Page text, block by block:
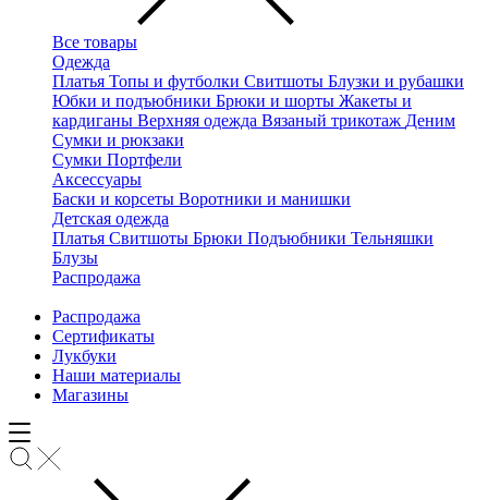
Все товары
Одежда
Платья Топы и футболки Свитшоты Блузки и рубашки
Юбки и подъюбники Брюки и шорты Жакеты и
кардиганы Верхняя одежда Вязаный трикотаж Деним
Сумки и рюкзаки
Сумки Портфели
Аксессуары
Баски и корсеты Воротники и манишки
Детская одежда
Платья Свитшоты Брюки Подъюбники Тельняшки
Блузы
Распродажа
Распродажа
Сертификаты
Лукбуки
Наши материалы
Магазины